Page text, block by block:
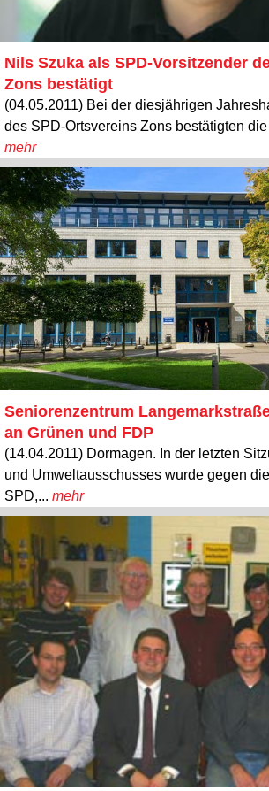
Nils Szuka als SPD-Vorsitzender
Zons bestätigt
(04.05.2011) Bei der diesjährigen
des SPD-Ortsvereins Zons bestätigten
mehr
Seniorenzentrum
an Grünen und FDP
(14.04.2011) Dormagen. In der letzten
und Umweltausschusses wurde gegen
SPD,... mehr